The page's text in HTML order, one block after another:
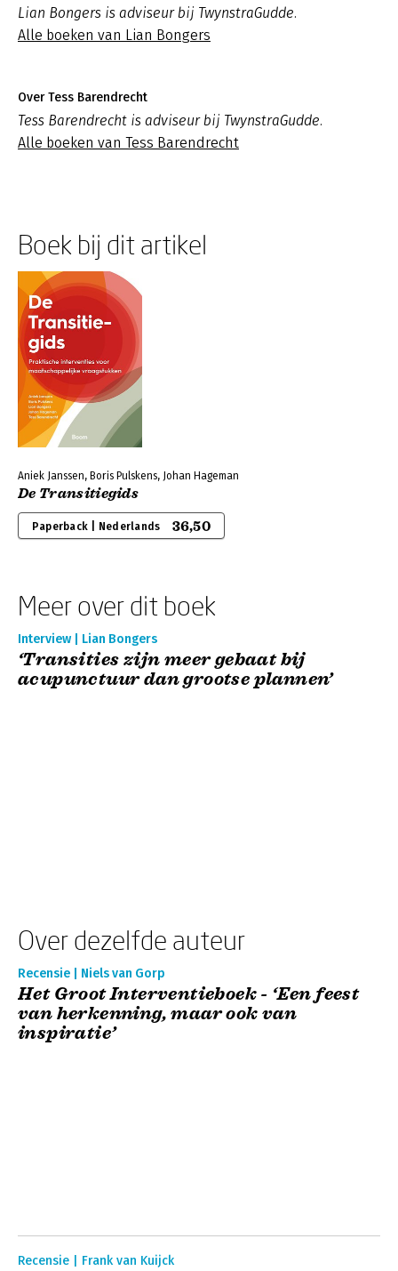
Lian Bongers is adviseur bij TwynstraGudde.
Alle boeken van Lian Bongers
Over Tess Barendrecht
Tess Barendrecht is adviseur bij TwynstraGudde.
Alle boeken van Tess Barendrecht
Boek bij dit artikel
Aniek Janssen, Boris Pulskens, Johan Hageman
De Transitiegids
Paperback | Nederlands 36,50
Meer over dit boek
Interview | Lian Bongers
‘Transities zijn meer gebaat bij
acupunctuur dan grootse plannen’
Over dezelfde auteur
Recensie | Niels van Gorp
Het Groot Interventieboek - ‘Een feest
van herkenning, maar ook van
inspiratie’
Recensie | Frank van Kuijck